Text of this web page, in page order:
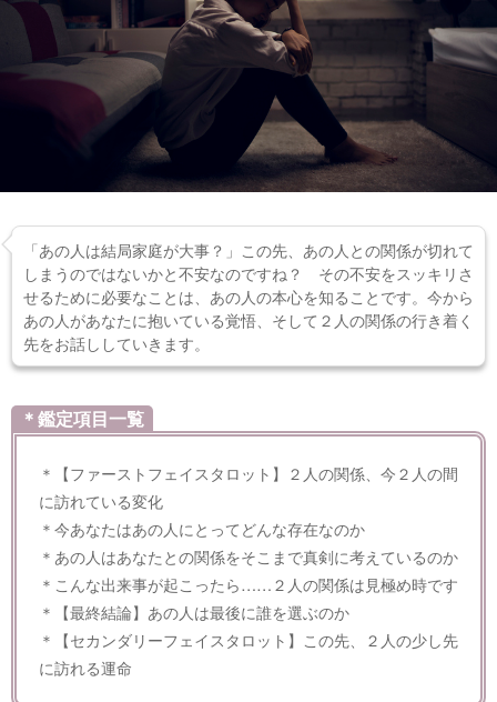
「あの人は結局家庭が大事？」この先、あの人との関係が切れて
しまうのではないかと不安なのですね？ その不安をスッキリさ
せるために必要なことは、あの人の本心を知ることです。今から
あの人があなたに抱いている覚悟、そして２人の関係の行き着く
先をお話ししていきます。
＊鑑定項目一覧
＊【ファーストフェイスタロット】２人の関係、今２人の間
に訪れている変化
＊今あなたはあの人にとってどんな存在なのか
＊あの人はあなたとの関係をそこまで真剣に考えているのか
＊こんな出来事が起こったら……２人の関係は見極め時です
＊【最終結論】あの人は最後に誰を選ぶのか
＊【セカンダリーフェイスタロット】この先、２人の少し先
に訪れる運命